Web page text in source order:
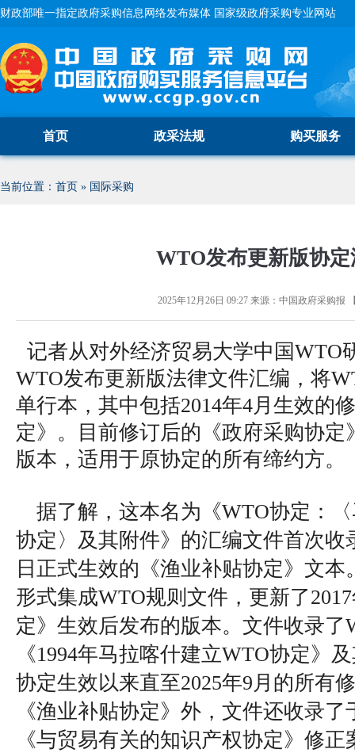
财政部唯一指定政府采购信息网络发布媒体 国家级政府采购专业网站
首页 政采法规 购买服务
当前位置： 首页 » 国际采购
WTO发布更新版协定
2025年12月26日 09:27来源： 中国政府采购报
记者从对外经济贸易大学中国WTO
WTO发布更新版法律文件汇编，将
单行本，其中包括2014年4月生效的
定》。目前修订后的《政府采购协定
版本，适用于原协定的所有缔约方。
据了解，这本名为《WTO协定：
协定〉及其附件》的汇编文件首次收
日正式生效的《渔业补贴协定》文
形式集成WTO规则文件，更新了
定》生效后发布的版本。文件收录了
《1994年马拉喀什建立WTO协定》
协定生效以来直至2025年9月的所有
《渔业补贴协定》外，文件还收录了
《与贸易有关的知识产权协定》修